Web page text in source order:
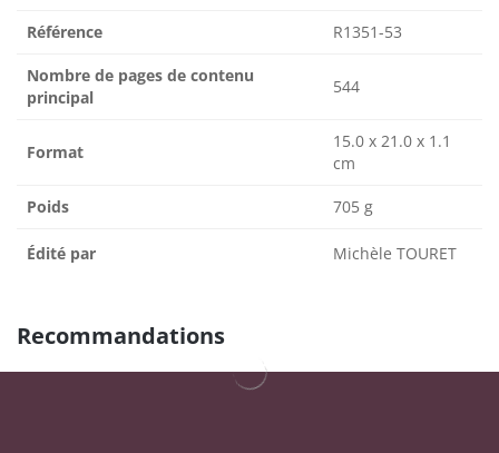
Référence R1351-53
Nombre de pages de contenu
principal
544
Format
15.0 x 21.0 x 1.1
cm
Poids 705 g
Édité par Michèle TOURET
Recommandations